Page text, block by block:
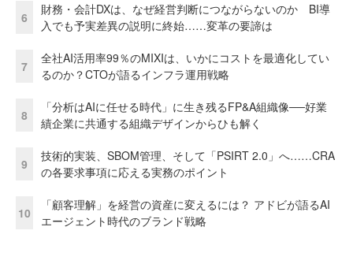
6
財務・会計DXは、なぜ経営判断につながらないのか BI導
入でも予実差異の説明に終始……変革の要諦は
7
全社AI活用率99％のMIXIは、いかにコストを最適化してい
るのか？CTOが語るインフラ運用戦略
8
「分析はAIに任せる時代」に生き残るFP&A組織像──好業
績企業に共通する組織デザインからひも解く
9
技術的実装、SBOM管理、そして「PSIRT 2.0」へ……CRA
の各要求事項に応える実務のポイント
10
「顧客理解」を経営の資産に変えるには？ アドビが語るAI
エージェント時代のブランド戦略